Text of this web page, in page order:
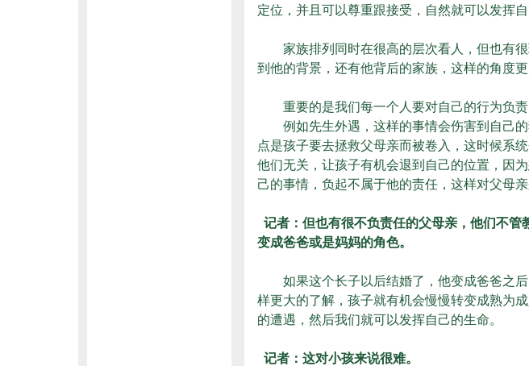
定位，并且可以尊重跟接受，自然就可以发挥
家族排列同时在很高的层次看人，但也有很
到他的背景，还有他背后的家族，这样的角度更
重要的是我们每一个人要对自己的行为负责
例如先生外遇，这样的事情会伤害到自己的
点是孩子要去拯救父母亲而被卷入，这时候系
他们无关，让孩子有机会退到自己的位置，因
己的事情，负起不属于他的责任，这样对父母亲
记者：但也有很不负责任的父母亲，他们不管
变成爸爸或是妈妈的角色。
如果这个长子以后结婚了，他变成爸爸之后
样更大的了解，孩子就有机会慢慢转变成熟为
的遭遇，然后我们就可以发挥自己的生命。
记者：这对小孩来说很难。